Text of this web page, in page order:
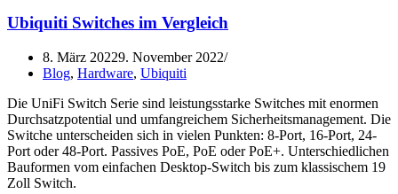
Ubiquiti Switches im Vergleich
8. März 20229. November 2022
Blog, Hardware, Ubiquiti
Die UniFi Switch Serie sind leistungsstarke Switches mit enormen
Durchsatzpotential und umfangreichem Sicherheitsmanagement. Die
Switche unterscheiden sich in vielen Punkten: 8-Port, 16-Port, 24-
Port oder 48-Port. Passives PoE, PoE oder PoE+. Unterschiedlichen
Bauformen vom einfachen Desktop-Switch bis zum klassischem 19
Zoll Switch.